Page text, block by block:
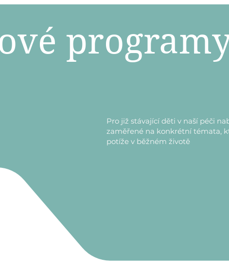
Pro již stávající děti v naší péči
zaměřené na konkrétní témata,
potíže v běžném životě